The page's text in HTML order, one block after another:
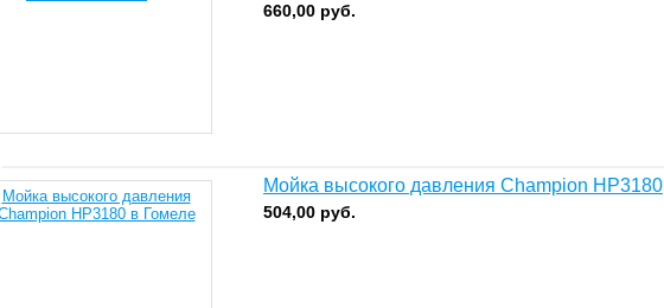
660,00 руб.
Мойка высокого давления Champion HP3180
504,00 руб.